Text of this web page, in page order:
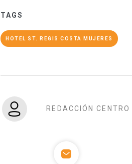
TAGS
HOTEL ST. REGIS COSTA MUJERES
REDACCIÓN CENTRO